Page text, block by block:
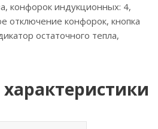
конфорок индукционных: 4,
отключение конфорок, кнопка
остаточного тепла,